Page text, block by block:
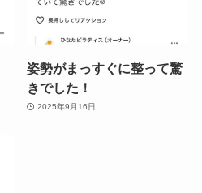
姿勢がまっすぐに整って驚
きでした！
2025年9月16日